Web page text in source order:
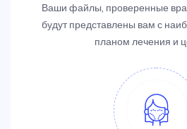
Ваши файлы, проверенные
будут представлены вам с
планом лечения и